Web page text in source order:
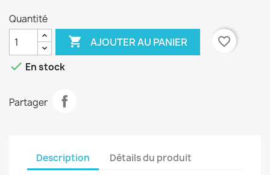
Quantité
 AJOUTER AU PANIER
favorite_border
 En stock
Partager
Description Détails du produit